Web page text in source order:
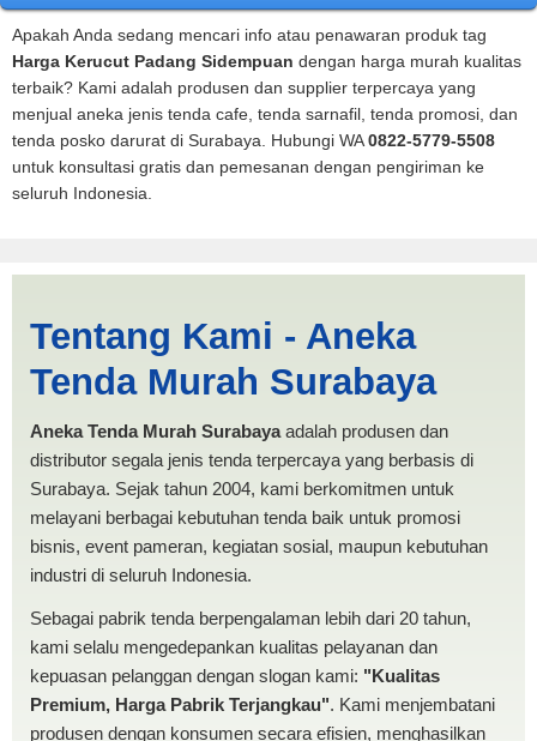
Apakah Anda sedang mencari info atau penawaran produk tag
Harga Kerucut Padang Sidempuan dengan harga murah kualitas
terbaik? Kami adalah produsen dan supplier terpercaya yang
menjual aneka jenis tenda cafe, tenda sarnafil, tenda promosi, dan
tenda posko darurat di Surabaya. Hubungi WA0822-5779-5508
untuk konsultasi gratis dan pemesanan dengan pengiriman ke
seluruh Indonesia.
Sidempuan | PRODUKSI
ANEKA TENDA MURAH
Tentang Kami - Aneka
Tenda Murah Surabaya
Aneka Tenda Murah Surabayaadalah produsen dan
distributor segala jenis tenda terpercaya yang berbasis di
Surabaya. Sejak tahun 2004, kami berkomitmen untuk
melayani berbagai kebutuhan tenda baik untuk promosi
bisnis, event pameran, kegiatan sosial, maupun kebutuhan
industri di seluruh Indonesia.
Sebagai pabrik tenda berpengalaman lebih dari 20 tahun,
kami selalu mengedepankan kualitas pelayanan dan
kepuasan pelanggan dengan slogan kami: "Kualitas
Premium, Harga Pabrik Terjangkau". Kami menjembatani
produsen dengan konsumen secara efisien, menghasilkan